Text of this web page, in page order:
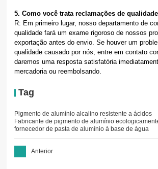
5. Como você trata reclamações de
R: Em primeiro lugar, nosso departamento de
qualidade fará um exame rigoroso de nossos
exportação antes do envio. Se houver um
qualidade causado por nós, entre em contato
daremos uma resposta satisfatória
mercadoria ou reembolsando.
Tag
Pigmento de alumínio alcalino resistente a ácidos
Fabricante de pigmento de alumínio
fornecedor de pasta de alumínio à base de água
Anterior